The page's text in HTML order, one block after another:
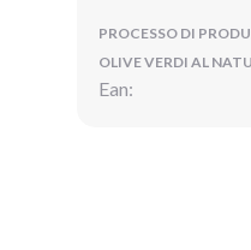
PROCESSO DI
OLIVE VERDI AL
Ean: